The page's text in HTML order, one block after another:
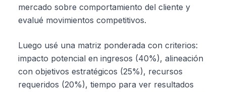
mercado sobre comportamiento del cliente y
evalué movimientos competitivos.
Luego usé una matriz ponderada con criterios:
impacto potencial en ingresos (40%), alineación
con objetivos estratégicos (25%), recursos
requeridos (20%), tiempo para ver resultados